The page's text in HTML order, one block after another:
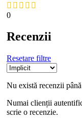
0
Recenzii
Resetare filtre
Nu există recenzii
Numai clienții
scrie o recenzie.